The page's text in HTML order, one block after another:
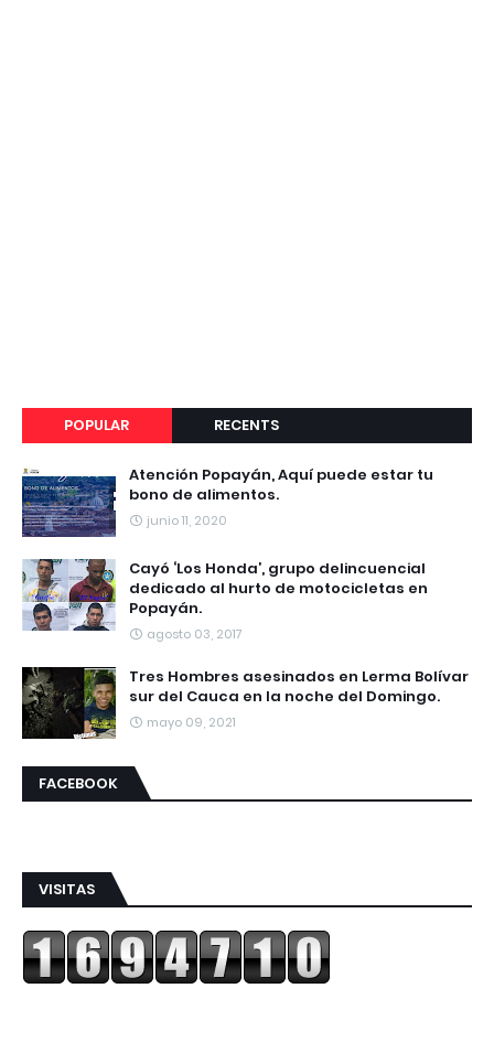
POPULAR RECENTS
Atención Popayán, Aquí puede estar tu
bono de alimentos.
junio 11, 2020
Cayó ‘Los Honda’, grupo delincuencial
dedicado al hurto de motocicletas en
Popayán.
agosto 03, 2017
Tres Hombres asesinados en Lerma Bolívar
sur del Cauca en la noche del Domingo.
mayo 09, 2021
FACEBOOK
VISITAS